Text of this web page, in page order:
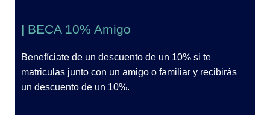
| BECA 10% Amigo
Benefíciate de un descuento de un 10% si te
matriculas junto con un amigo o familiar y recibirás
un descuento de un 10%.